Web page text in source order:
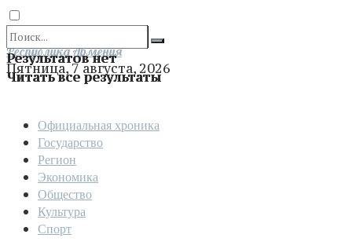
Результатов нет
Читать все результаты
Отправить
Республика Армения
Пятница, 7 августа, 2026
Официальная хроника
Государство
Регион
Экономика
Общество
Культура
Спорт